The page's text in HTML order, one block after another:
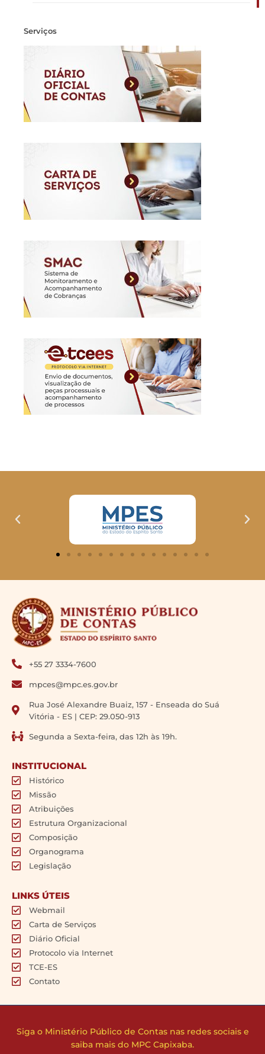
Serviços
+55 27 3334-7600
mpces@mpc.es.gov.br
Rua José Alexandre Buaiz, 157 - Enseada do Suá
Vitória - ES | CEP: 29.050-913
Segunda a Sexta-feira, das 12h às 19h.
INSTITUCIONAL
Histórico
Missão
Atribuições
Estrutura Organizacional
Composição
Organograma
Legislação
LINKS ÚTEIS
Webmail
Carta de Serviços
Diário Oficial
Protocolo via Internet
TCE-ES
Contato
Siga o Ministério Público de Contas nas redes sociais e
saiba mais do MPC Capixaba.